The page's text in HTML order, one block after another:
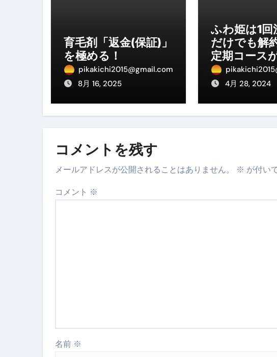
ドメイン取得からホームページ完成まで。
かいまき（掻巻き）超完全ガイド｜“着る布
【最新版】掛け布団の選び方“完全攻略”｜
【アシストステッパー】ハンドル付き・筋
「3秒で整う、新しい栄養補給」 飲むミス
クリスマスの魔法で、心と未来を彩る方
補聴器の選び方 完全ガイド｜集音器との違
失敗しない「爪切り」完全ガイド：高級ク
失敗しない「カニ」完全ガイド：ズワイ・
スイーツ完全ガイド ― 人生を少しだけ甘く
育毛剤「返金(保証)」
を極める！
pikakichi2015@gmail.com
8月 16, 2025
ふわ姫は1回
だけでも解
定期コース
4月 28, 2024
コメントを残す
メールアドレスが公開されることはありません。 ※ が付い
コメント ※
名前 ※